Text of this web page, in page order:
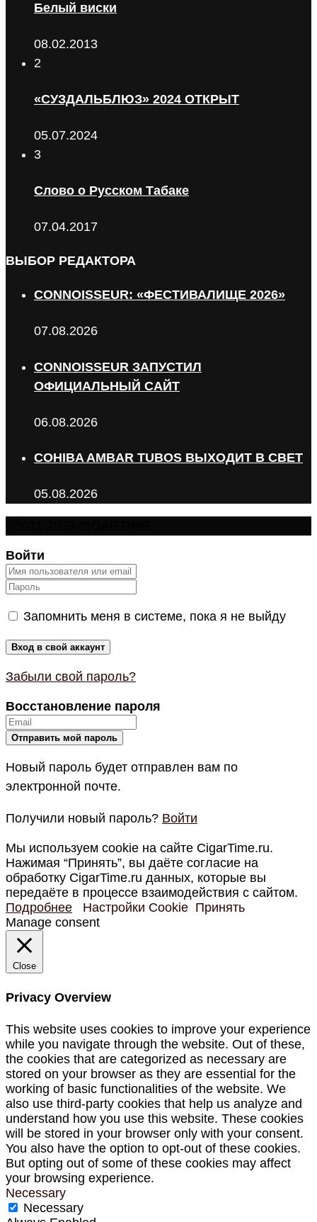
Белый виски
08.02.2013
2
«СУЗДАЛЬБЛЮЗ» 2024 ОТКРЫТ
05.07.2024
3
Слово о Русском Табаке
07.04.2017
ВЫБОР РЕДАКТОРА
CONNOISSEUR: «ФЕСТИВАЛИЩЕ 2026»
07.08.2026
CONNOISSEUR ЗАПУСТИЛ
ОФИЦИАЛЬНЫЙ САЙТ
06.08.2026
COHIBA AMBAR TUBOS ВЫХОДИТ В СВЕТ
05.08.2026
Войти
Запомнить меня в системе, пока я не выйду
Забыли свой пароль?
Восстановление пароля
Новый пароль будет отправлен вам по
электронной почте.
Получили новый пароль? Войти
Мы используем cookie на сайте CigarTime.ru.
Нажимая “Принять”, вы даёте согласие на
обработку CigarTime.ru данных, которые вы
передаёте в процессе взаимодействия с сайтом.
Подробнее
Настройки Cookie Принять
Manage consent
Close
Privacy Overview
This website uses cookies to improve your experience
while you navigate through the website. Out of these,
the cookies that are categorized as necessary are
stored on your browser as they are essential for the
working of basic functionalities of the website. We
also use third-party cookies that help us analyze and
understand how you use this website. These cookies
will be stored in your browser only with your consent.
You also have the option to opt-out of these cookies.
But opting out of some of these cookies may affect
your browsing experience.
Necessary
Necessary